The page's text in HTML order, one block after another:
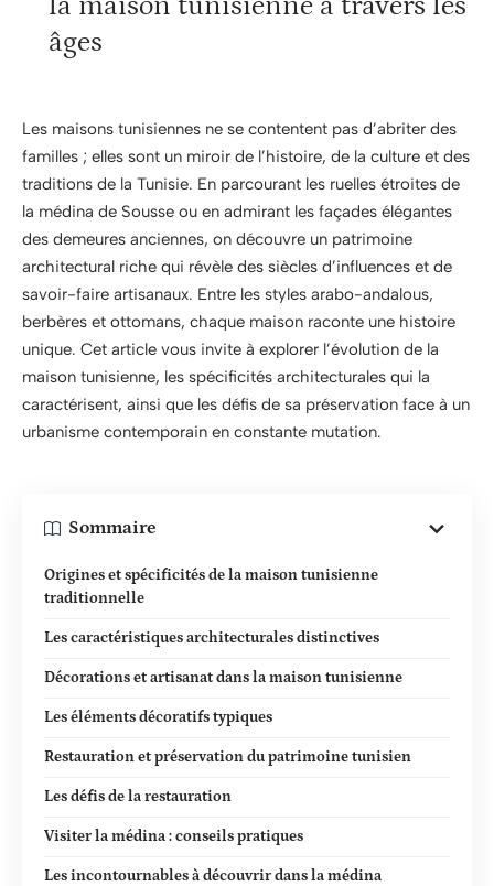
âges
Les maisons tunisiennes ne se contentent pas d’abriter des
familles ; elles sont un miroir de l’histoire, de la culture et des
traditions de la Tunisie. En parcourant les ruelles étroites de
la médina de Sousse ou en admirant les façades élégantes
des demeures anciennes, on découvre un patrimoine
architectural riche qui révèle des siècles d’influences et de
savoir-faire artisanaux. Entre les styles arabo-andalous,
berbères et ottomans, chaque maison raconte une histoire
unique. Cet article vous invite à explorer l’évolution de la
maison tunisienne, les spécificités architecturales qui la
caractérisent, ainsi que les défis de sa préservation face à un
urbanisme contemporain en constante mutation.
Sommaire
Origines et spécificités de la maison tunisienne
traditionnelle
Les caractéristiques architecturales distinctives
Décorations et artisanat dans la maison tunisienne
Les éléments décoratifs typiques
Restauration et préservation du patrimoine tunisien
Les défis de la restauration
Visiter la médina : conseils pratiques
Les incontournables à découvrir dans la médina